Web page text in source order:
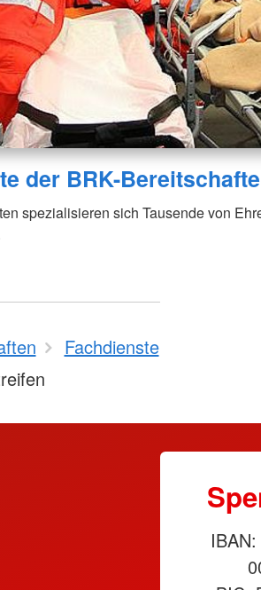
der BRK-
spezialisieren sich Tausende von
Fachdienste